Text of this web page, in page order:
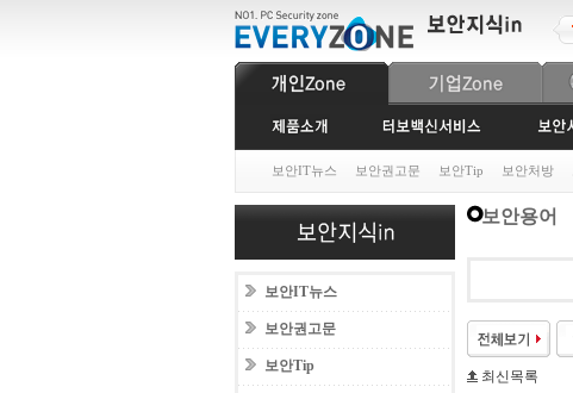
보안IT뉴스 보안권고문 보안Tip 보안처방
보안IT뉴스
보안권고문
보안Tip
보안용어
최신목록